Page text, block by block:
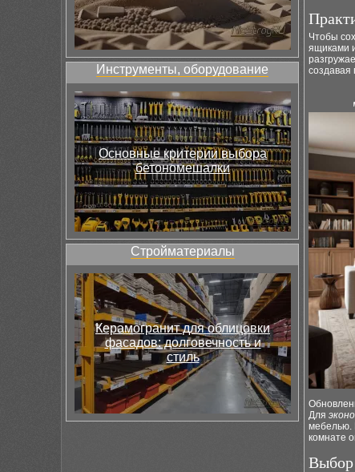
Инструменты, оборудование
Основные критерии выбора
бетономешалки
Стройматериалы
Керамогранит для облицовки
фасадов: долговечность и
стиль
Чтобы
ящиками
создавая
Для
мебелью.
комнате
Выбор